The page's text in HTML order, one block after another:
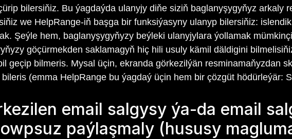
bilersiňiz. Bu ýagdaýda ulanyjy diňe siziň baglanyşygyňyz arkaly
we HelpRange-iň başga bir funksiýasyny ulanyp bilersiňiz:
Şeýle hem, baglanyşygyňyzy beýleki ulanyjylara ýollamak
göçürmekden saklamagyň hiç hili usuly kämil däldigini
geçip bilmeris. Mysal üçin, ekranda görkezilýän resminamaňyzdan
(emma HelpRange bu ýagdaý üçin hem bir çözgüt hödürleýär:
email salgysy ýa-da email
paýlaşmaly (hususy